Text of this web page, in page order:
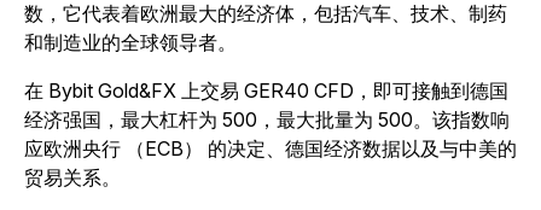
数，它代表着欧洲最大的经济体，包括汽车、技术、制药
和制造业的全球领导者。
在 Bybit Gold&FX 上交易 GER40 CFD，即可接触到德国
经济强国，最大杠杆为 500，最大批量为 500。该指数响
应欧洲央行 （ECB） 的决定、德国经济数据以及与中美的
贸易关系。